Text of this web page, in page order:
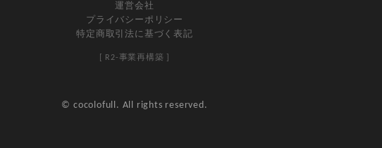
運営会社
プライバシーポリシー
特定商取引法に基づく表記
[ R2-事業再構築 ]
© cocolofull. All rights reserved.